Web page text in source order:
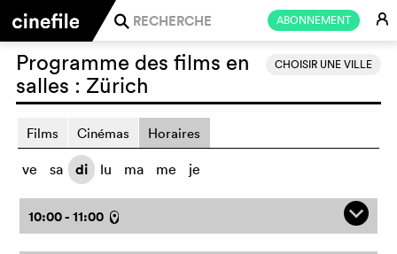
ABONNEMENT E
j
CHOISIR UNE VILLE
Programme des films en
salles : Zürich
Films Cinémas Horaires
ve sa di lu ma me je
10:00 - 11:00 l q